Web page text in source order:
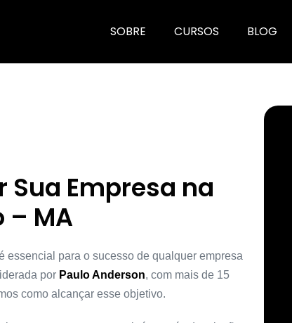
SOBRE CURSOS BLOG
Empresa na
– MA
essencial para o sucesso de qualquer empresa
por Paulo Anderson, com mais de 15
como alcançar esse objetivo.